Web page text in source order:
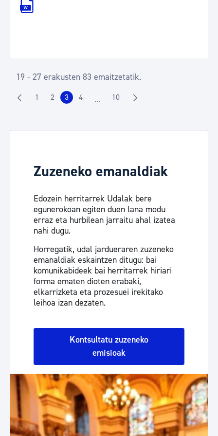
19 - 27 erakusten 83 emaitzetatik.
Orrialdea
1 Orrialdea
2 Orrialdea
3 Orrialdea
4 ...Intermediate Pages Use TAB to
Orrialdea
10
Zuzeneko emanaldiak
Edozein herritarrek Udalak bere
egunerokoan egiten duen lana modu
erraz eta hurbilean jarraitu ahal izatea
nahi dugu.
Horregatik, udal jardueraren zuzeneko
emanaldiak eskaintzen ditugu: bai
komunikabideek bai herritarrek hiriari
forma ematen dioten erabaki,
elkarrizketa eta prozesuei irekitako
leihoa izan dezaten.
Kontsultatu zuzeneko
emisioak